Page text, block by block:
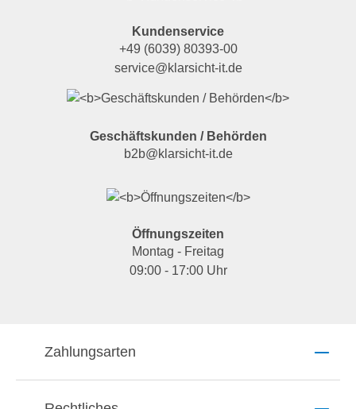
Kundenservice
+49 (6039) 80393-00
service@klarsicht-it.de
Geschäftskunden / Behörden
b2b@klarsicht-it.de
Öffnungszeiten
Montag - Freitag
09:00 - 17:00 Uhr
Zahlungsarten